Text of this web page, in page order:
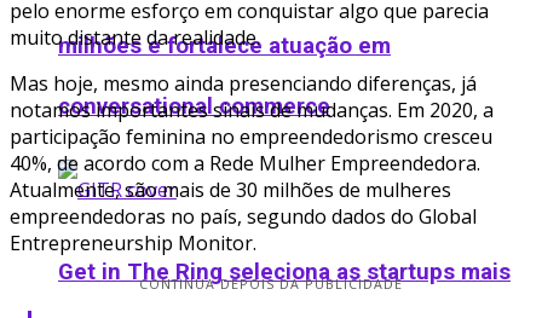
milhões e fortalece atuação em
conversational commerce
Get in The Ring seleciona as startups mais
pelo enorme esforço em conquistar algo que parecia
muito distante da realidade.
Mas hoje, mesmo ainda presenciando diferenças, já
notamos importantes sinais de mudanças. Em 2020, a
participação feminina no empreendedorismo cresceu
40%, de acordo com a Rede Mulher Empreendedora.
Atualmente, são mais de 30 milhões de mulheres
empreendedoras no país, segundo dados do Global
Entrepreneurship Monitor.
CONTINUA DEPOIS DA PUBLICIDADE